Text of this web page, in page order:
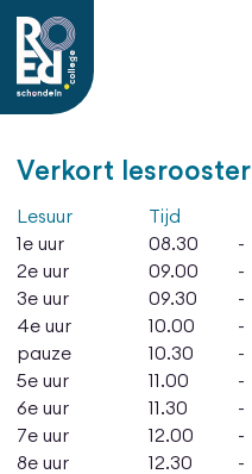
Verkort lesrooster
Lesuur
Tijd
1e uur
08.30 -
2e uur
09.00 -
3e uur
09.30 -
4e uur
10.00 -
pauze
10.30 -
5e uur
11.00 -
6e uur
11.30 -
7e uur
12.00 -
8e uur
12.30 -